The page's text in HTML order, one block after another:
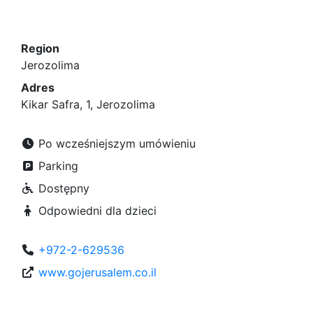
Region
Jerozolima
Adres
Kikar Safra, 1, Jerozolima
Po wcześniejszym umówieniu
Parking
Dostępny
Odpowiedni dla dzieci
+972-2-629536
www.gojerusalem.co.il